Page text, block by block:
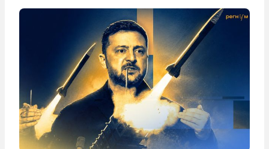
выстраивавшаяся миграционная политика ЕС